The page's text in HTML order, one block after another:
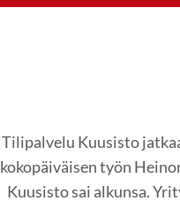
Tilipalvelu Kuusisto
kokopäiväisen työn
Kuusisto sai alkunsa.